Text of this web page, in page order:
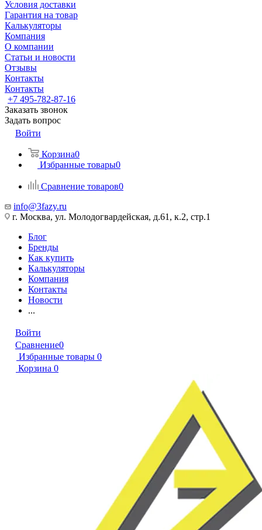
Условия доставки
Гарантия на товар
Калькуляторы
Компания
О компании
Статьи и новости
Отзывы
Контакты
Контакты
+7 495-782-87-16
Заказать звонок
Задать вопрос
Войти
Корзина0
Избранные товары0
Сравнение товаров0
info@3fazy.ru
г. Москва, ул. Молодогвардейская, д.61, к.2, стр.1
Блог
Бренды
Как купить
Калькуляторы
Компания
Контакты
Новости
...
Войти
Сравнение0
Избранные товары 0
Корзина 0